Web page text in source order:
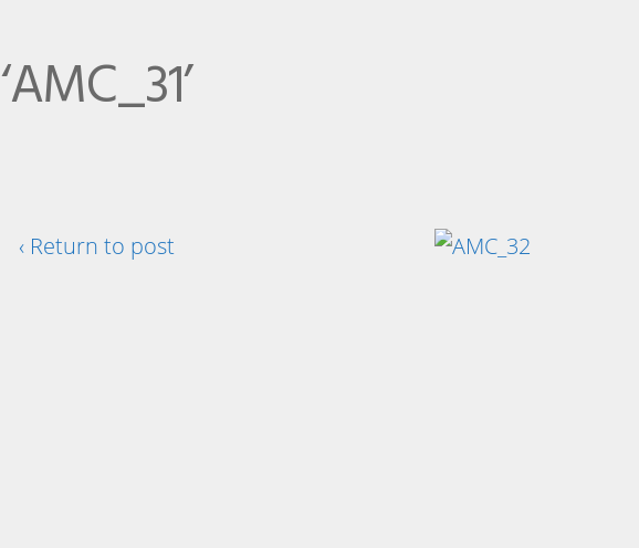
‘AMC_31’
‹ Return to post